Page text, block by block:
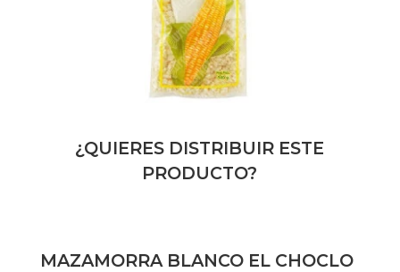
¿QUIERES DISTRIBUIR ESTE
PRODUCTO?
MAZAMORRA BLANCO EL CHOCLO